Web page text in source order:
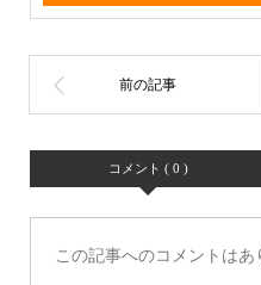
コメント ( 0 )
この記事へのコメントはあ